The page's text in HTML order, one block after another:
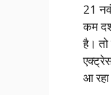
21
कम
है। तो
आ